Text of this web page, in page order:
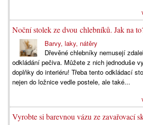
Noční stolek ze dvou chlebníků. Jak na
Barvy, laky, nátěry
Dřevěné chlebníky nemusejí
odkládání pečiva. Můžete z nich jednoduše
doplňky do interiéru! Třeba tento odkládací
nejen do ložnice vedle postele, ale také...
Vyrobte si barevnou vázu ze zavařovací